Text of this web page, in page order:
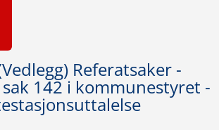
Referatsaker -
142 i kommunestyret -